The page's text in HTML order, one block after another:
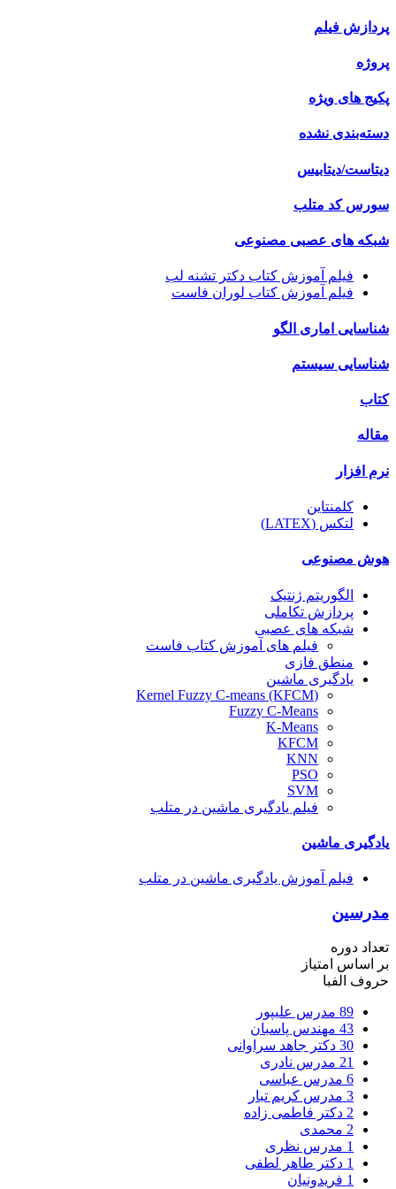
فیلم
های ویژه
نشده
دیتابیس
کد متلب
های عصبی مصنوعی
فیلم آموزش کتاب دکتر تشنه لب
فیلم آموزش کتاب لوران فاست
اماری الگو
سیستم
افزار
کلمنتاین
لتکس (LATEX)
مصنوعی
الگوریتم ژنتیک
پردازش تکاملی
شبکه های عصبی
فیلم های آموزش کتاب فاست
منطق فازی
یادگیری ماشین
Fuzzy C-Means
K-Means
KFCM
KNN
PSO
SVM
فیلم یادگیری ماشین در متلب
ماشین
فیلم آموزش یادگیری ماشین در متلب
دوره
اساس امتیاز
الفبا
89
مدرس علیپور
43
مهندس پاسبان
30
دکتر جاهد سراوانی
21
مدرس نادری
مدرس عباسی
مدرس کریم تبار
دکتر فاطمی زاده
محمدی
مدرس نظری
دکتر طاهر لطفی
فریدونیان